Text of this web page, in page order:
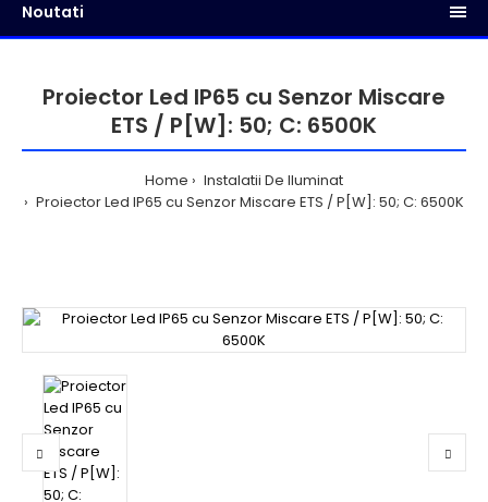
Noutati
Proiector Led IP65 cu Senzor Miscare
ETS / P[W]: 50; C: 6500K
Home
Instalatii De Iluminat
Proiector Led IP65 cu Senzor Miscare ETS / P[W]: 50; C: 6500K